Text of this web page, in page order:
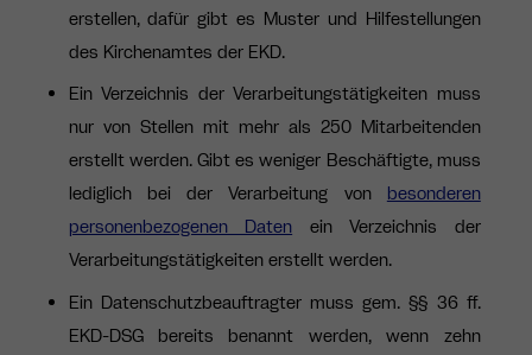
erstellen, dafür gibt es Muster und Hilfestellungen
des Kirchenamtes der EKD.
Ein Verzeichnis der Verarbeitungstätigkeiten muss
nur von Stellen mit mehr als 250 Mitarbeitenden
erstellt werden. Gibt es weniger Beschäftigte, muss
lediglich bei der Verarbeitung von besonderen
personenbezogenen Daten ein Verzeichnis der
Verarbeitungstätigkeiten erstellt werden.
Ein Datenschutzbeauftragter muss gem. §§ 36 ff.
EKD-DSG bereits benannt werden, wenn zehn